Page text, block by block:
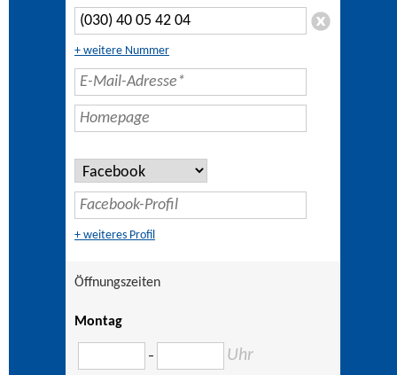
+ weitere Nummer
+ weiteres Profil
Öffnungszeiten
Montag
– Uhr